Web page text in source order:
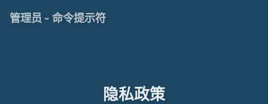
管理员 - 命令提示符
隐私政策